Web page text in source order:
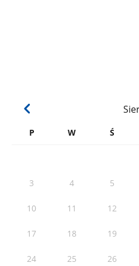
P W Ś
3 4 5
10 11 12
17 18 19
24 25 26